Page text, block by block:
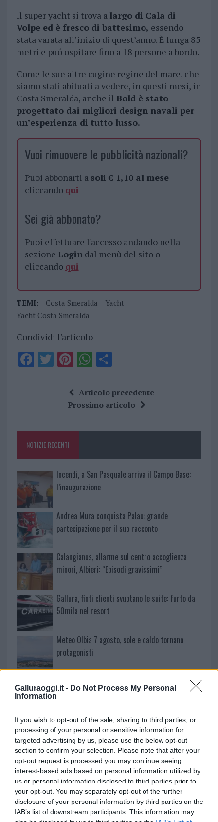
Galluraoggi.it - Do Not Process My Personal
Information
If you wish to opt-out of the sale, sharing to third parties, or
processing of your personal or sensitive information for
targeted advertising by us, please use the below opt-out
section to confirm your selection. Please note that after your
opt-out request is processed you may continue seeing
interest-based ads based on personal information utilized by
us or personal information disclosed to third parties prior to
your opt-out. You may separately opt-out of the further
disclosure of your personal information by third parties on the
IAB’s list of downstream participants. This information may
Il super yacht si trova a largo di Cala di
Volpe ed è fresco di battesimo, essendo
stata varata all’inizio di quest’anno. È lunga 85
metri e puó ospitare fino a 18 persone a bordo.
Come le sue altre cugine regine del mare, che
siamo stati abituati a vedere, in questi mesi, in
Costa Smeralda, anche il Bold è stato
progettato dai migliori design navali per
un’esperienza di tutto lusso.
Vuoi rimuovere le pubblicità nazionali?
Puoi abbonarti a soli € 1,10 al mese
cliccando qui
Sei già abbonato?
Puoi effettuare l'accesso andando nella
sezione Logindal menù del sito o
cliccando qui
TEMI: Costa Smeralda
Yacht
Yacht Costa Smeralda
Condividi l'articolo
F
o
k
T Pi
te
re
W
at
s
p
S
a
re
Articolo precedente
Prossimo articolo
NOTIZIE RECENTI
Incendi, a San Pasquale arriva il Campo Base:
l’inaugurazione
Andrea Mura conquista Palau: grande
partecipazione per il suo racconto
Calangianus, allarme sul centro accoglienza
minori, Albieri: “Episodi gravissimi”
Gallura, finti clienti svuotano le suite: furto da
50mila nel resort
Meteo Olbia 7 agosto, sole e caldo tornano
protagonisti
Test tunnel Olbia: rampe chiuse ancora fino a
fine agosto
Aggius conquista la classifica delle mete più
amate dell’estate 2026